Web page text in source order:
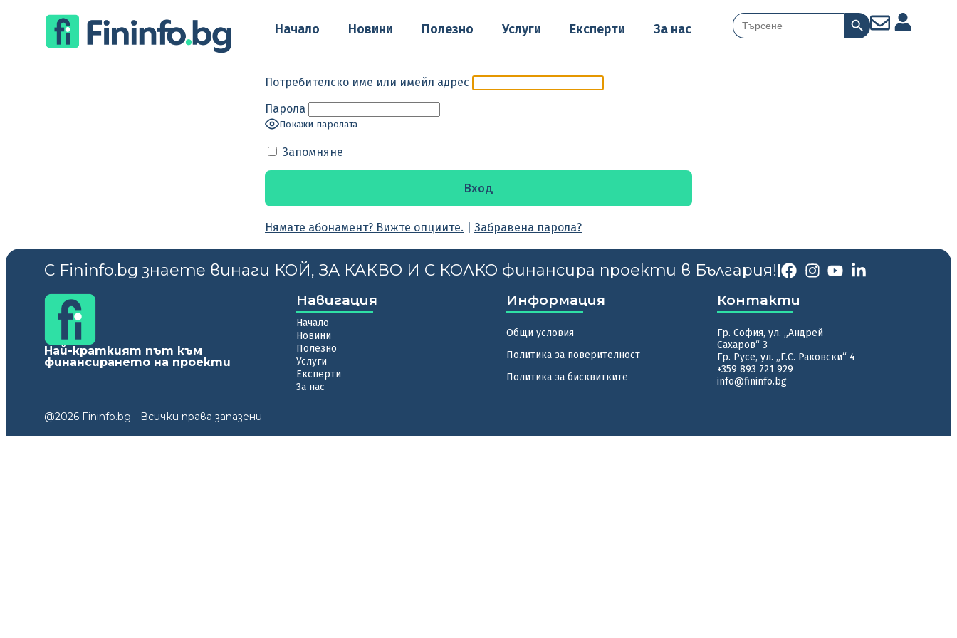
Начало Новини Полезно Услуги Експерти За нас
Search
for:
Search Button
Потребителско име или имейл адрес
Парола
Покажи паролата
Запомняне
Нямате абонамент? Вижте опциите. Забравена парола?
С Fininfo.bg знаете винаги КОЙ, ЗА КАКВО И С КОЛКО финансира проекти в България!|
Най-краткият път към
финансирането на проекти
Навигация
Начало
Новини
Полезно
Услуги
Експерти
За нас
Информация
Общи условия
Политика за поверителност
Политика за бисквитките
Контакти
Гр. София, ул. „Андрей
Сахаров“ 3
Гр. Русе, ул. „Г.С. Раковски“ 4
+359 893 721 929
info@fininfo.bg
@2026 Fininfo.bg - Всички права запазени